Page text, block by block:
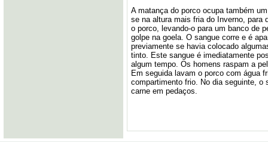
A matança do porco ocupa também
se na altura mais fria do Inverno, para
o porco, levando-o para um banco de
golpe na goela. O sangue corre e é
previamente se havia colocado
tinto. Este sangue é imediatamente
algum tempo. Os homens raspam a
Em seguida lavam o porco com água
compartimento frio. No dia seguinte, o
carne em pedaços.